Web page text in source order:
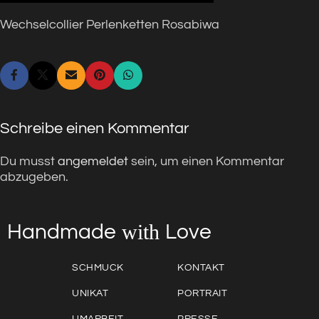
Wechselcollier Perlenketten Rosabiwa
Schreibe einen Kommentar
Du musst angemeldet sein, um einen Kommentar
abzugeben.
Handmade with Love
SCHMUCK
UNIKAT
KONTAKT
PORTRAIT